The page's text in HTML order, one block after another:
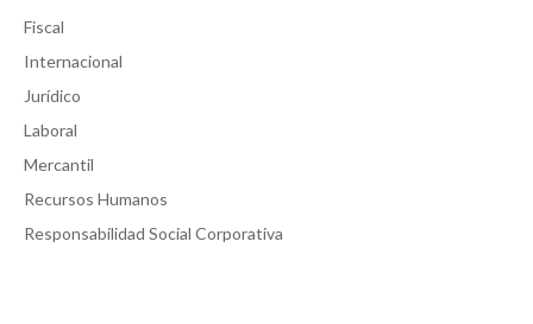
Fiscal
Internacional
Jurídico
Laboral
Mercantil
Recursos Humanos
Responsabilidad Social Corporativa